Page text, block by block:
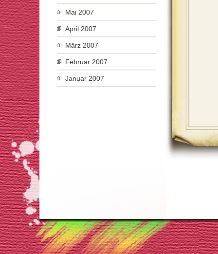
Mai 2007
April 2007
März 2007
Februar 2007
Januar 2007